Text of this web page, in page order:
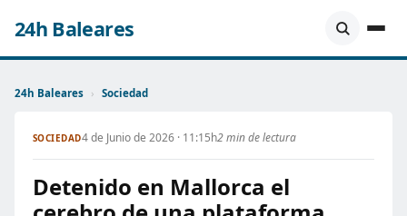
24h Baleares
24h Baleares › Sociedad
SOCIEDAD4 de Junio de 2026 · 11:15h2 min de lectura
Detenido en Mallorca el